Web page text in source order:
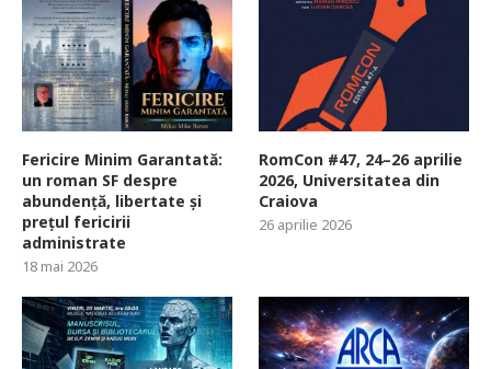
Fericire Minim Garantată:
un roman SF despre
abundență, libertate și
prețul fericirii
administrate
18 mai 2026
RomCon #47, 24–26 aprilie
2026, Universitatea din
Craiova
26 aprilie 2026